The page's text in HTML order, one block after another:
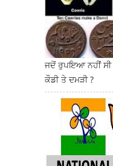
ਜਦੋਂ ਰੁਪਇਆ ਨਹੀਂ ਸੀ
ਕੌਡੀ ਤੇ ਦਮੜੀ ?